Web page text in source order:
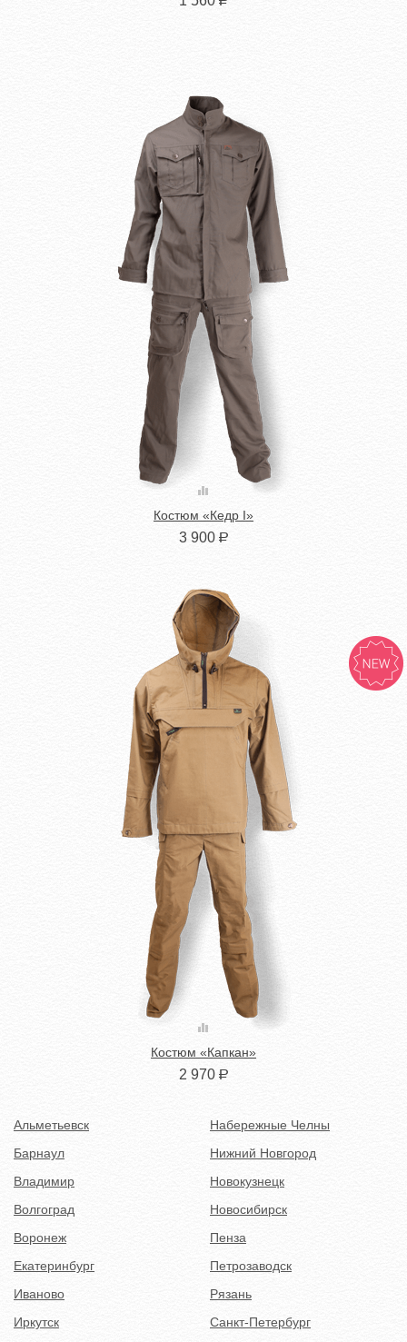
Костюм «Кедр I»
3 900 Р
Костюм «Капкан»
2 970 Р
Альметьевск
Барнаул
Владимир
Волгоград
Воронеж
Екатеринбург
Иваново
Иркутск
Набережные Челны
Нижний Новгород
Новокузнецк
Новосибирск
Пенза
Петрозаводск
Рязань
Санкт-Петербург